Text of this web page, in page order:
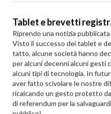
Tablet e brevetti
Riprendo una notizia
Visto il successo dei tablet e
tatto, alcune società hanno
per alcuni decenni alcuni gesti
alcuni tipi di tecnologia. In
aver fatto scivolare le nostre
ricalcando un gesto protetto
di referendum per la